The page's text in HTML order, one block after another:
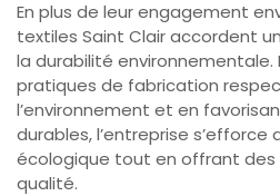
En plus de leur engagement
textiles Saint Clair accordent
la durabilité environnementale.
pratiques de fabrication
l’environnement et en
durables, l’entreprise
écologique tout en offrant
qualité.